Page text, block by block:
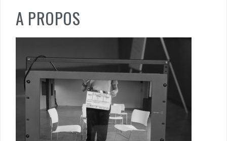
A PROPOS